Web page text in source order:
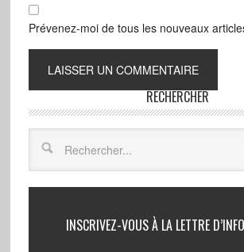
Prévenez-moi de tous les nouveaux
RECHERCHER
INSCRIVEZ-VOUS À LA LETTRE